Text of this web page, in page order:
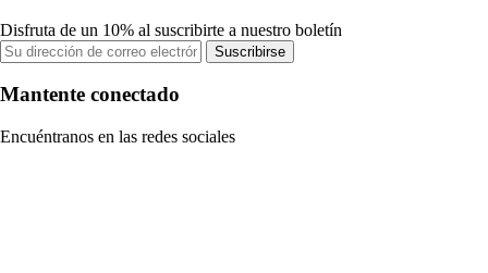
Disfruta de un 10% al suscribirte a nuestro boletín
Suscribirse
Mantente conectado
Encuéntranos en las redes sociales